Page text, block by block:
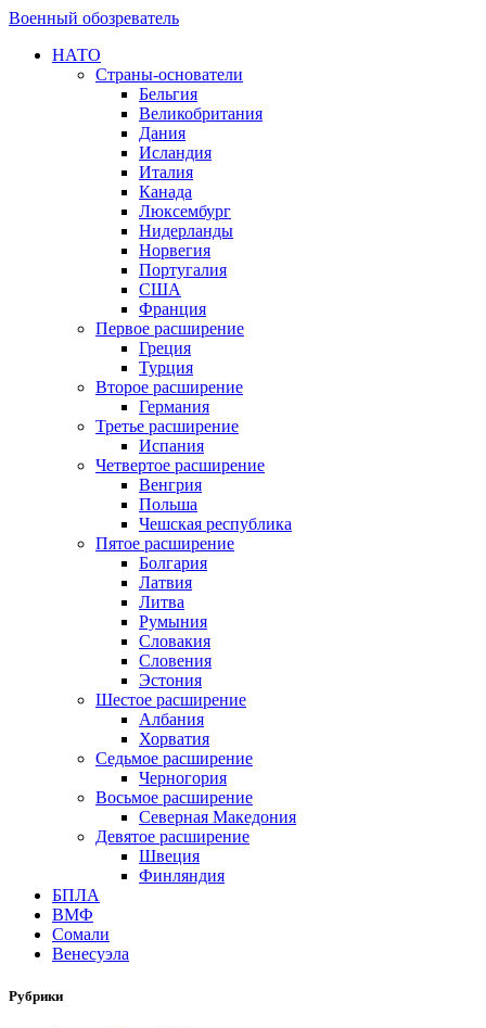
Военный обозреватель
НАТО
Страны-основатели
Бельгия
Великобритания
Дания
Исландия
Италия
Канада
Люксембург
Нидерланды
Норвегия
Португалия
США
Франция
Первое расширение
Греция
Турция
Второе расширение
Германия
Третье расширение
Испания
Четвертое расширение
Венгрия
Польша
Чешская республика
Пятое расширение
Болгария
Латвия
Литва
Румыния
Словакия
Словения
Эстония
Шестое расширение
Албания
Хорватия
Седьмое расширение
Черногория
Восьмое расширение
Северная Македония
Девятое расширение
Швеция
Финляндия
БПЛА
ВМФ
Сомали
Венесуэла
Рубрики